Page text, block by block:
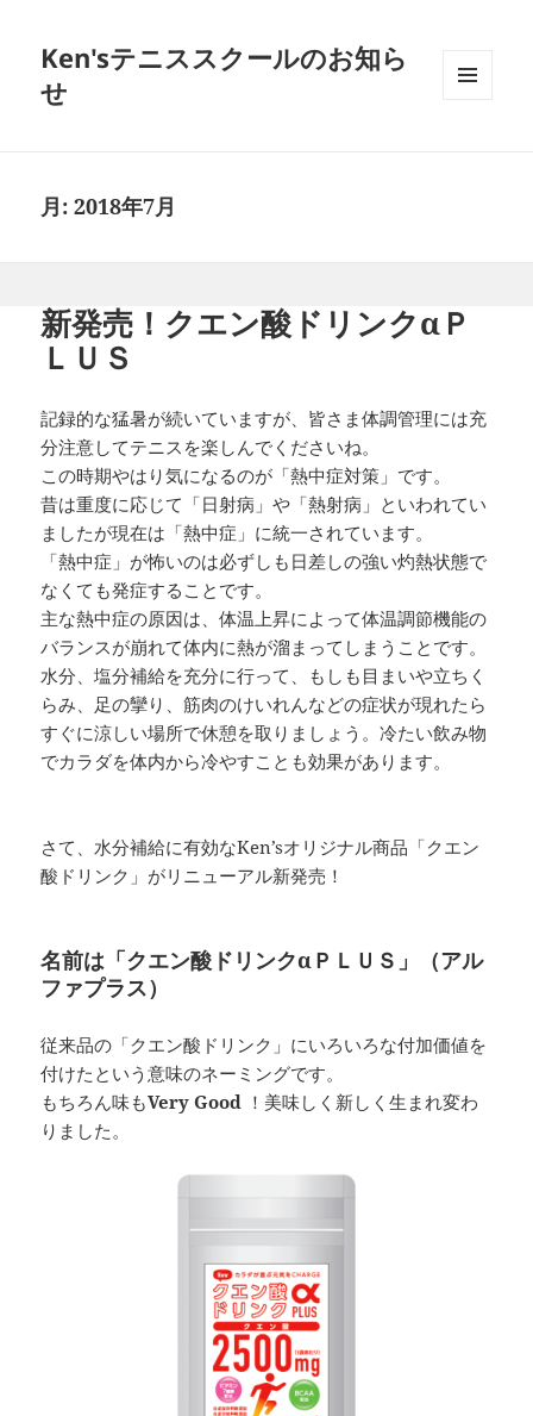
Ken'sテニススクールのお知ら
せ
月:2018年7月
新発売！クエン酸ドリンクαＰ
ＬＵＳ
記録的な猛暑が続いていますが、皆さま体調管理には充
分注意してテニスを楽しんでくださいね。
この時期やはり気になるのが「熱中症対策」です。
昔は重度に応じて「日射病」や「熱射病」といわれてい
ましたが現在は「熱中症」に統一されています。
「熱中症」が怖いのは必ずしも日差しの強い灼熱状態で
なくても発症することです。
主な熱中症の原因は、体温上昇によって体温調節機能の
バランスが崩れて体内に熱が溜まってしまうことです。
水分、塩分補給を充分に行って、もしも目まいや立ちく
らみ、足の攣り、筋肉のけいれんなどの症状が現れたら
すぐに涼しい場所で休憩を取りましょう。冷たい飲み物
でカラダを体内から冷やすことも効果があります。
さて、水分補給に有効なKen’sオリジナル商品「クエン
酸ドリンク」がリニューアル新発売！
名前は「クエン酸ドリンクαＰＬＵＳ」（アル
ファプラス）
従来品の「クエン酸ドリンク」にいろいろな付加価値を
付けたという意味のネーミングです。
もちろん味もVery Good ！美味しく新しく生まれ変わ
りました。